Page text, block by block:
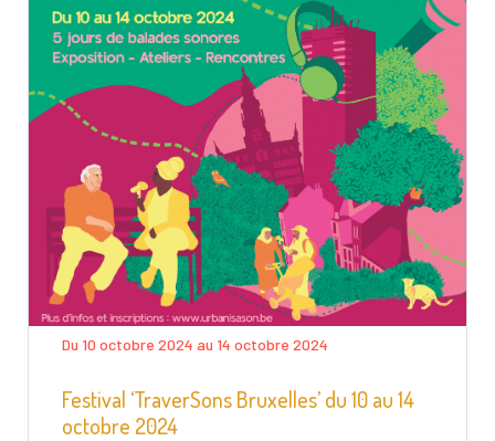
Du 10 octobre 2024 au 14 octobre 2024
Festival ‘TraverSons Bruxelles’ du 10 au 14
octobre 2024